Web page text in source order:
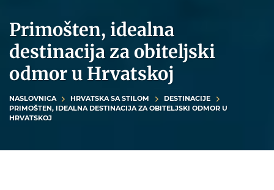
Primošten, idealna
destinacija za obiteljski
odmor u Hrvatskoj
NASLOVNICA HRVATSKA SA STILOM
DESTINACIJE
PRIMOŠTEN, IDEALNA DESTINACIJA ZA OBITELJSKI ODMOR U
HRVATSKOJ